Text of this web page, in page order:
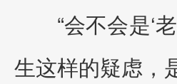
“会不会是‘
生这样的疑虑，